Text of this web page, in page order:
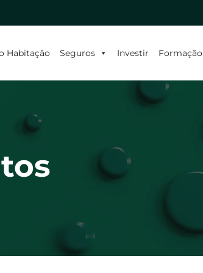
Habitação Seguros Investir Formação